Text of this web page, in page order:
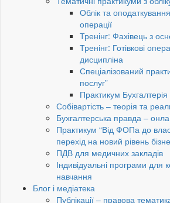
Облік та
операції
Тренінг: Фахівець з
Тренінг: Готівкові
дисципліна
Спеціалізований
послуг”
Практикум
Собівартість – теорія та
Бухгалтерська правда –
Практикум “Від ФОПа до
перехід на новий рівень
ПДВ для медичних закладів
Індивідуальні програми для
навчання
Блог і медіатека
Публікації – правова